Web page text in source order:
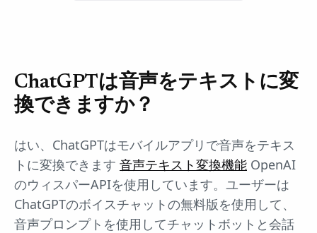
ChatGPTは音声をテキストに変
換できますか？
はい、ChatGPTはモバイルアプリで音声をテキス
トに変換できます 音声テキスト変換機能 OpenAI
のウィスパーAPIを使用しています。ユーザーは
ChatGPTのボイスチャットの無料版を使用して、
音声プロンプトを使用してチャットボットと会話